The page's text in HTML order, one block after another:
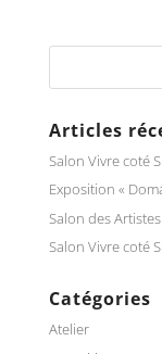
Articles
Salon Vivre coté
Exposition «
Salon des
Salon Vivre coté
Catégories
Atelier